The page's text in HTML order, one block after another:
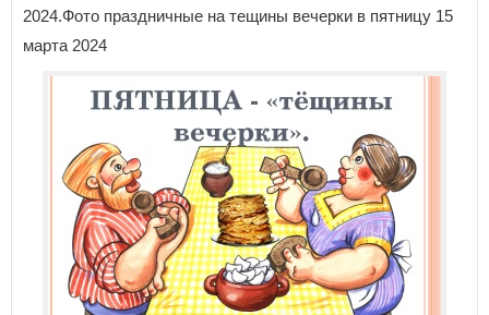
2024.Фото праздничные на тещины вечерки в пятницу 15
марта 2024